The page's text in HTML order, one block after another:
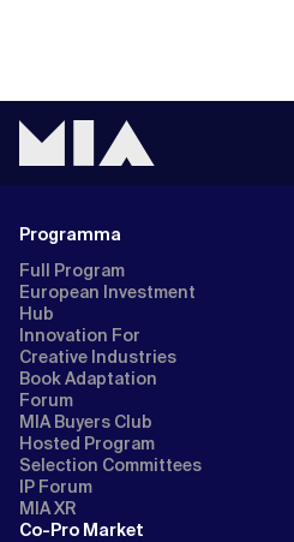
Programma
Full Program
European Investment
Hub
Innovation For
Creative Industries
Book Adaptation
Forum
MIA Buyers Club
Hosted Program
Selection Committees
IP Forum
MIA XR
Co-Pro Market